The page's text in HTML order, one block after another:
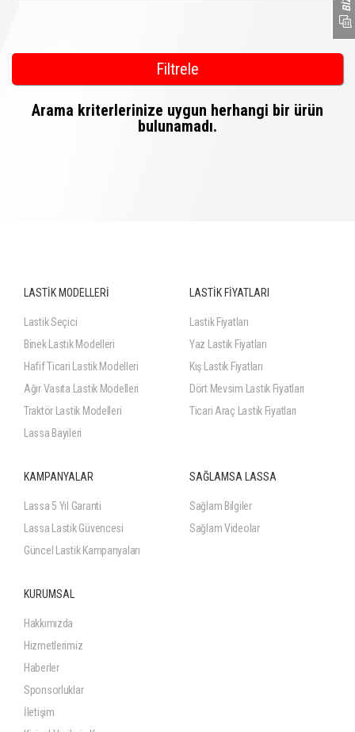
Filtrele
Arama kriterlerinize uygun herhangi bir ürün
bulunamadı.
LASTİK MODELLERİ
Lastik Seçici
Binek Lastik Modelleri
Hafif Ticari Lastik Modelleri
Ağır Vasıta Lastik Modelleri
Traktör Lastik Modelleri
Lassa Bayileri
LASTİK FİYATLARI
Lastik Fiyatları
Yaz Lastik Fiyatları
Kış Lastik Fiyatları
Dört Mevsim Lastik Fiyatları
Ticari Araç Lastik Fiyatları
KAMPANYALAR
Lassa 5 Yıl Garanti
Lassa Lastik Güvencesi
Güncel Lastik Kampanyaları
SAĞLAMSA LASSA
Sağlam Bilgiler
Sağlam Videolar
KURUMSAL
Hakkımızda
Hizmetlerimiz
Haberler
Sponsorluklar
İletişim